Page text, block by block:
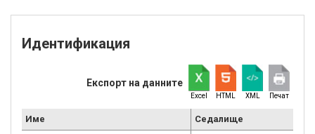
Идентификация
Експорт на данните
Excel HTML XML Печат
Име Седалище